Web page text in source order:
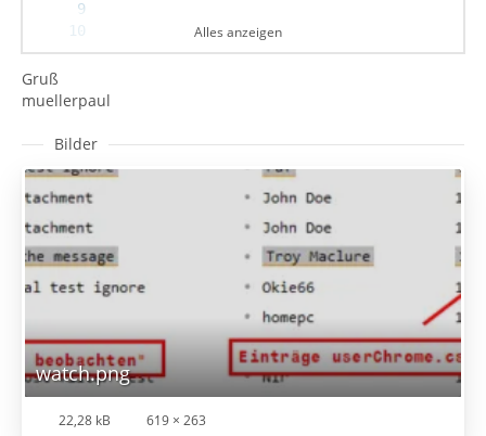
Alles anzeigen
Gruß
muellerpaul
Bilder
watch.png
22,28 kB 619 × 263